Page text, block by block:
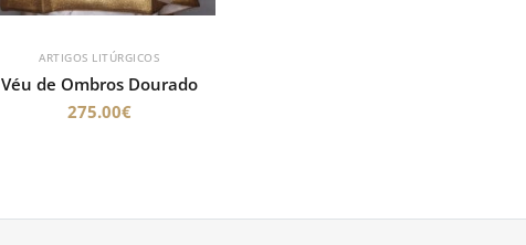
ARTIGOS LITÚRGICOS
Véu de Ombros Dourado
275.00€